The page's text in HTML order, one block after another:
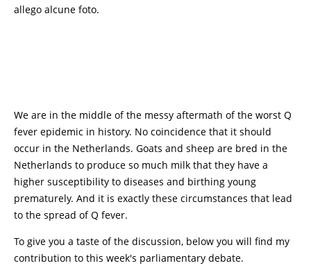
allego alcune foto.
We are in the middle of the messy aftermath of the worst Q
fever epidemic in history. No coincidence that it should
occur in the Netherlands. Goats and sheep are bred in the
Netherlands to produce so much milk that they have a
higher susceptibility to diseases and birthing young
prematurely. And it is exactly these circumstances that lead
to the spread of Q fever.
To give you a taste of the discussion, below you will find my
contribution to this week's parliamentary debate.